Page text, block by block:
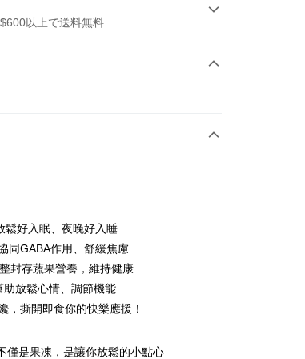
以上で送料無料
い
鬆好入眠、夜晚好入睡
同GABA作用、舒緩焦慮
封存蔬果營養，維持健康
助放鬆心情、調節機能
，撕開即食你的快樂應援！
僅是果凍，是讓你放鬆的小點心